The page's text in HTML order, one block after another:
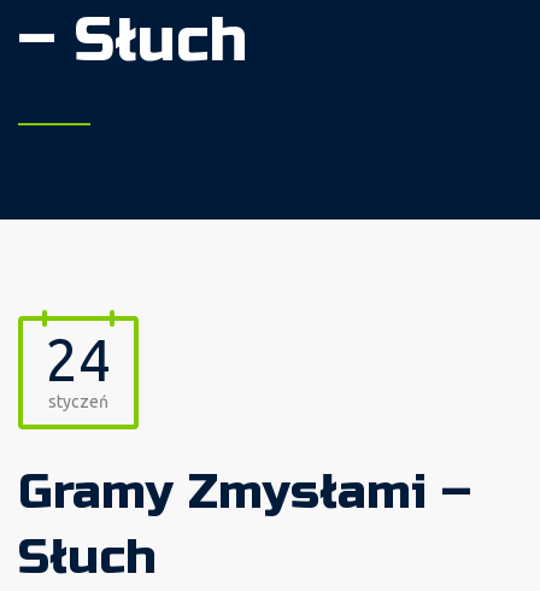
– Słuch
24
styczeń
Gramy Zmysłami –
Słuch